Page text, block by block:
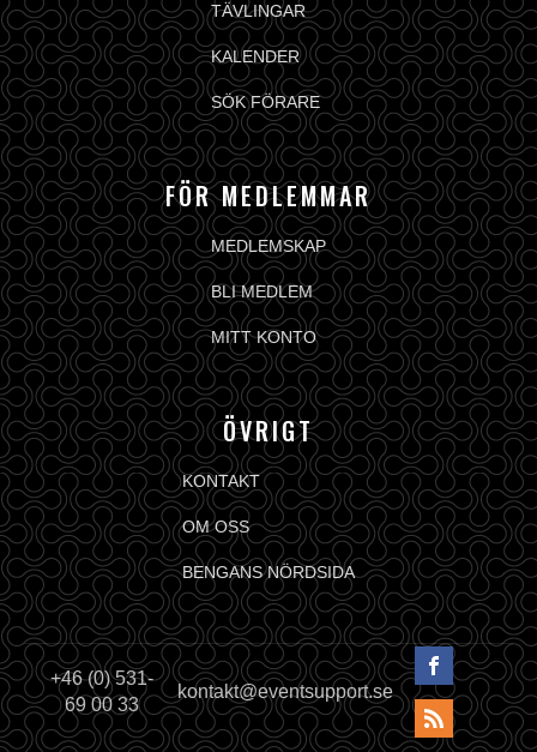
TÄVLINGAR
KALENDER
SÖK FÖRARE
FÖR MEDLEMMAR
MEDLEMSKAP
BLI MEDLEM
MITT KONTO
ÖVRIGT
KONTAKT
OM OSS
BENGANS NÖRDSIDA
+46 (0) 531-
69 00 33
kontakt@eventsupport.se